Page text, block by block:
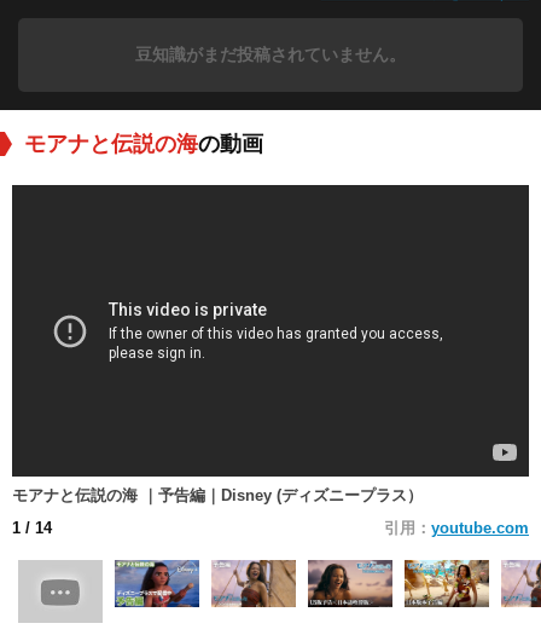
豆知識がまだ投稿されていません。
モアナと伝説の海の動画
モアナと伝説の海 ｜予告編｜Disney (ディズニープラス）
1 / 14 引用： youtube.com